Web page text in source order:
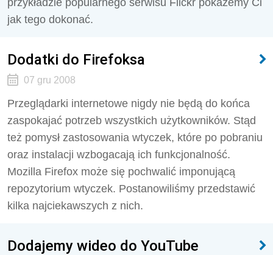
przykładzie popularnego serwisu Flickr pokażemy Ci
jak tego dokonać.
Dodatki do Firefoksa
07 gru 2008
Przeglądarki internetowe nigdy nie będą do końca
zaspokajać potrzeb wszystkich użytkowników. Stąd
też pomysł zastosowania wtyczek, które po pobraniu
oraz instalacji wzbogacają ich funkcjonalność.
Mozilla Firefox może się pochwalić imponującą
repozytorium wtyczek. Postanowiliśmy przedstawić
kilka najciekawszych z nich.
Dodajemy wideo do YouTube